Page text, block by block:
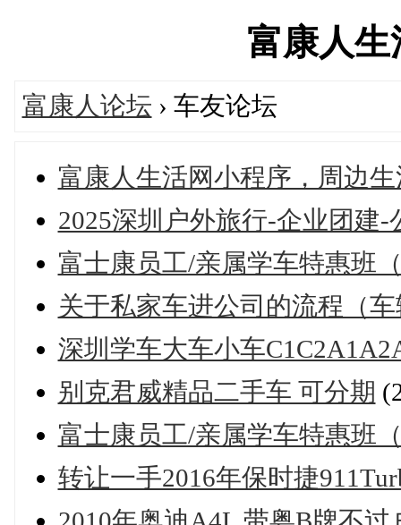
富康人
富康人论坛 › 车友论坛
富康人生活网小程序，周边
2025深圳户外旅行-企业团建
富士康员工/亲属学车特惠班
关于私家车进公司的流程（
深圳学车大车小车
别克君威精品二手车 可分期
富士康员工/亲属学车特惠班
转让一手2016年保时捷